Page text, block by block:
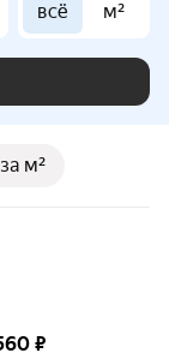
всё м²
м²
₽